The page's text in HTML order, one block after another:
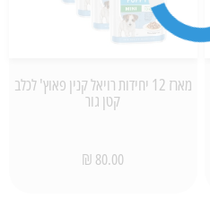
מארז 12 יחידות רויאל קנין פאוץ' לכלב
קטן גור
80.00 ₪